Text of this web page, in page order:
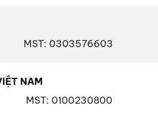
MST: 0303576603
NAM
MST: 0100230800